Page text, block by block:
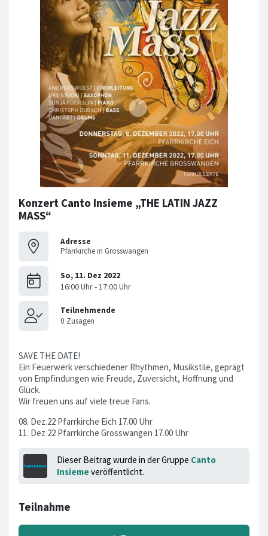
Konzert Canto Insieme „THE LATIN JAZZ
MASS“
Adresse
Pfarrkirche in Grosswangen
SAVE THE DATE!
Ein Feuerwerk verschiedener Rhythmen, Musikstile, geprägt
von Empfindungen wie Freude, Zuversicht, Hoffnung und
Glück.
Wir freuen uns auf viele treue Fans.
08. Dez.22 Pfarrkirche Eich 17.00 Uhr
11. Dez 22 Pfarrkirche Grosswangen 17.00 Uhr
Dieser Beitrag wurde in der Gruppe Canto
Insiemeveröffentlicht.